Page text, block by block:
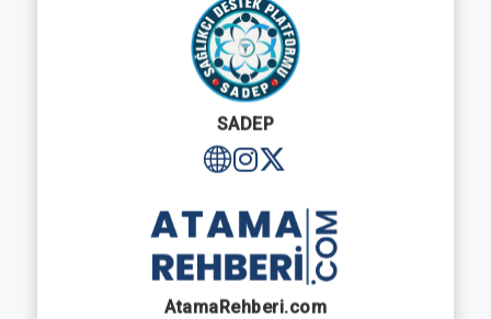
SADEP
AtamaRehberi.com